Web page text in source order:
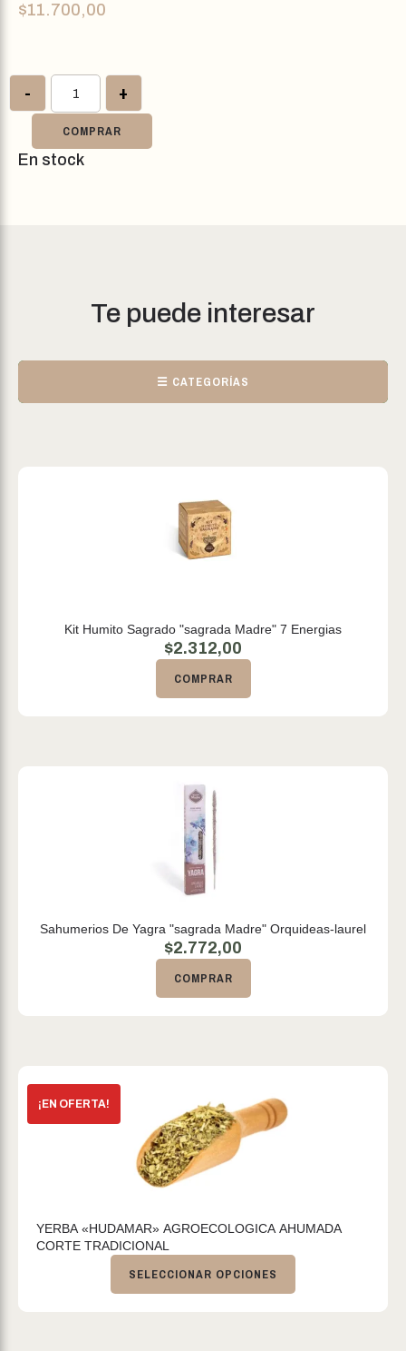
$11.700,00
- +
COMPRAR
En stock
Te puede interesar
☰ CATEGORÍAS
Kit Humito Sagrado "sagrada Madre" 7 Energias
$2.312,00
COMPRAR
Sahumerios De Yagra "sagrada Madre" Orquideas-laurel
$2.772,00
COMPRAR
YERBA «HUDAMAR» AGROECOLOGICA AHUMADA
CORTE TRADICIONAL
SELECCIONAR OPCIONES